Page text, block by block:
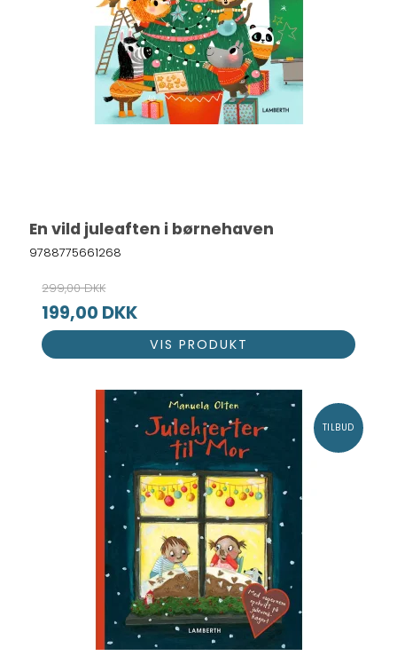
En vild juleaften i børnehaven
9788775661268
299,00 DKK
199,00 DKK
VIS PRODUKT
TILBUD